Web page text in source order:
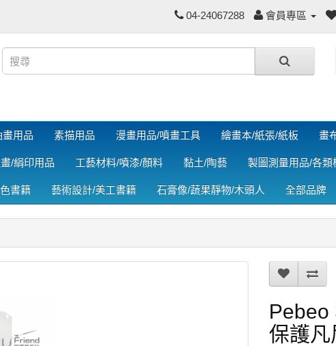
04-24067288 會員專區
畫用品 素描用品 漫畫用品/噴畫工具 繪畫本/紙張/紙板 畫
/絹印用品 工藝材料/噴漆/顏料 黏土/陶藝 製圖測量用品/各類
書籍 藝術設計/美工書籍 石膏像/蔬果靜物/木頭人 全部品牌
Pebeo
保護凡